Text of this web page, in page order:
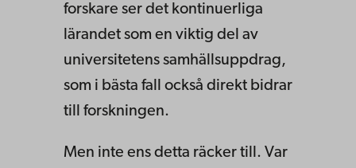
forskare ser det kontinuerliga
lärandet som en viktig del av
universitetens samhällsuppdrag,
som i bästa fall också direkt bidrar
till forskningen.
Men inte ens detta räcker till. Var